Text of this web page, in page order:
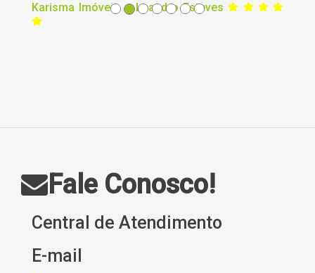
Karisma Imóveis – Leandro Esteves
Fale Conosco!
Central de Atendimento
E-mail